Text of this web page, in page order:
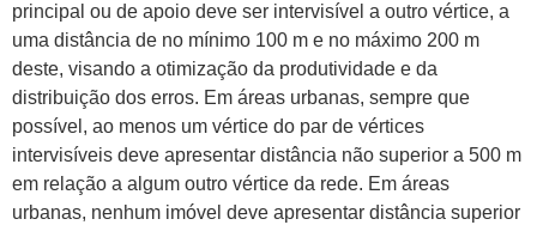
principal ou de apoio deve ser intervisível a outro vértice, a
uma distância de no mínimo 100 m e no máximo 200 m
deste, visando a otimização da produtividade e da
distribuição dos erros. Em áreas urbanas, sempre que
possível, ao menos um vértice do par de vértices
intervisíveis deve apresentar distância não superior a 500 m
em relação a algum outro vértice da rede. Em áreas
urbanas, nenhum imóvel deve apresentar distância superior